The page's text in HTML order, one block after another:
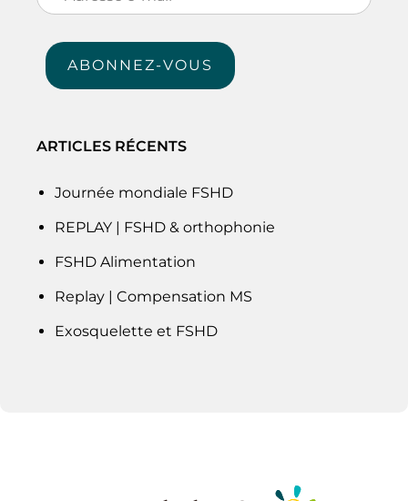
e-
mail
ABONNEZ-VOUS
ARTICLES RÉCENTS
Journée mondiale FSHD
REPLAY | FSHD & orthophonie
FSHD Alimentation
Replay | Compensation MS
Exosquelette et FSHD